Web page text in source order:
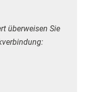
überweisen Sie